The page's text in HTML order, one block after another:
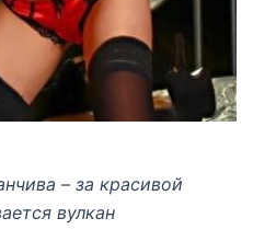
– за красивой
вулкан